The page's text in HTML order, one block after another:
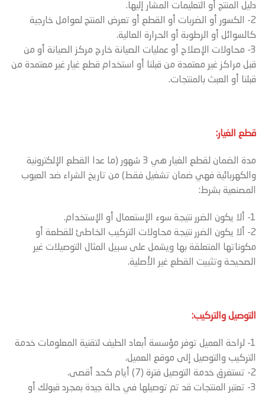
دليل المنتج أو التعليمات المشار إليها.
2- الكسور أو الضربات أو القطع أو تعرض المنتج لعوامل خارجية
كالسوائل أو الرطوبة أو الحرارة العالية.
3- محاولات الإصلاح أو عمليات الصيانة خارج مركز الصيانة أو من
قبل مراكز غير معتمدة من قبلنا أو استخدام قطع غيار غير معتمدة من
قبلنا أو العبث بالمنتجات.
قطع الغيار:
مدة الضمان لقطع الغيار هي 3 شهور (ما عدا القطع الإلكترونية
والكهربائية فهي ضمان تشغيل فقط) من تاريخ الشراء ضد العيوب
المصنعية بشرط:
1- ألا يكون الضرر نتيجة سوء الإستعمال أو الإستخدام.
2- ألا يكون الضرر نتيجة محاولات التركيب الخاطئ للقطعة أو
مكوناتها المتعلقة بها ويشمل على سبيل المثال التوصيلات غير
الصحيحة وتثبيت القطع غير الأصلية.
التوصيل والتركيب:
1- لراحة العميل توفر مؤسسة أبعاد الطيف لتقنية المعلومات خدمة
التركيب والتوصيل إلى موقع العميل.
2- تستغرق خدمة التوصيل فترة (7) أيام كحد أقصى.
3- تعتبر المنتجات قد تم توصيلها في حالة جيدة بمجرد قبولك أو